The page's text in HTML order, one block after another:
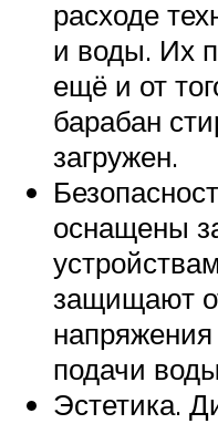
расходе
и воды. Их
ещё и от
барабан
загружен.
оснащены
защищают
подачи
Эстетика.